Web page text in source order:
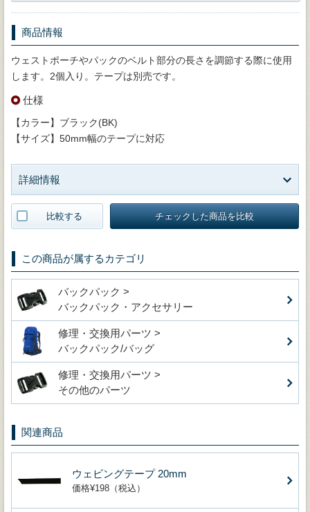
商品情報
ウェストポーチやパックのベルト部分の長さを調節する際に使用
します。2個入り。テープは別売です。
仕様
【カラー】ブラック(BK)
【サイズ】50mm幅のテープに対応
詳細情報
比較する チェックした商品を比較
この商品が属するカテゴリ
バックパック >
バックパック・アクセサリー
修理・交換用パーツ >
バックパック/バッグ
修理・交換用パーツ >
その他のパーツ
関連商品
ウェビングテープ 20mm
価格¥198（税込）